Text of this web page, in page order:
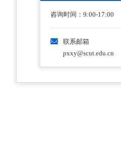
咨询时间：9:00-17:00
联系邮箱
pxxy@scut.edu.cn